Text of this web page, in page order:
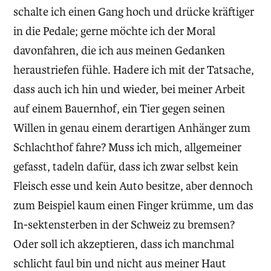
schalte ich einen Gang hoch und drücke kräftiger
in die Pedale; gerne möchte ich der Moral
davonfahren, die ich aus meinen Gedanken
heraustriefen fühle. Hadere ich mit der Tatsache,
dass auch ich hin und wieder, bei meiner Arbeit
auf einem Bauernhof, ein Tier gegen seinen
Willen in genau einem derartigen Anhänger zum
Schlachthof fahre? Muss ich mich, allgemeiner
gefasst, tadeln dafür, dass ich zwar selbst kein
Fleisch esse und kein Auto besitze, aber dennoch
zum Beispiel kaum einen Finger krümme, um das
In-sektensterben in der Schweiz zu bremsen?
Oder soll ich akzeptieren, dass ich manchmal
schlicht faul bin und nicht aus meiner Haut